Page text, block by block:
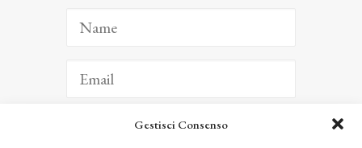
Gestisci Consenso
ISCRIVITI